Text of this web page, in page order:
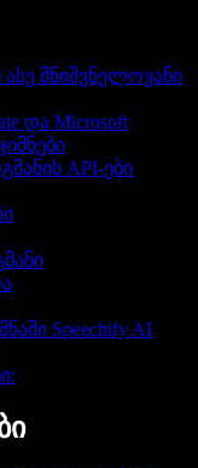
მნიშვნელოვანი
და Microsoft
API-ები
Speechify AI